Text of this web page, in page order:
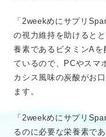
「2weekめにサプリ
の視力維持を助けると
養素であるビタミンAを
ているので、PCやスマ
カシス風味の炭酸がお
ます。
「2weekめにサプリ
るのに必要な栄養素で